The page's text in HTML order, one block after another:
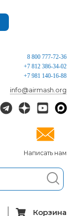
Написать нам
8 800 777-72-36
+7 812 386-34-02
+7 981 140-16-88
info@airmash.org
Корзина